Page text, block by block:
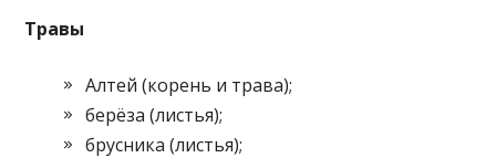
Травы
Алтей (корень и трава);
берёза (листья);
брусника (листья);